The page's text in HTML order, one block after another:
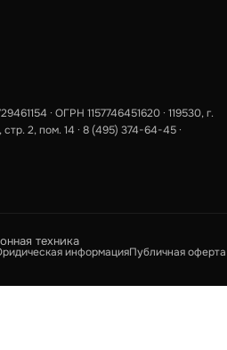
· ОГРН 1157746451620 · 119530, г.
2, пом. 14 · 8 (495) 374-64-45 ·
техника
информацияПубличная оферта